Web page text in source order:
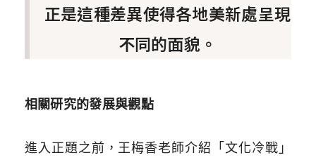
正是這種差異使得各地美新處呈現
不同的面貌。
相關研究的發展與觀點
進入正題之前，王梅香老師介紹「文化冷戰」